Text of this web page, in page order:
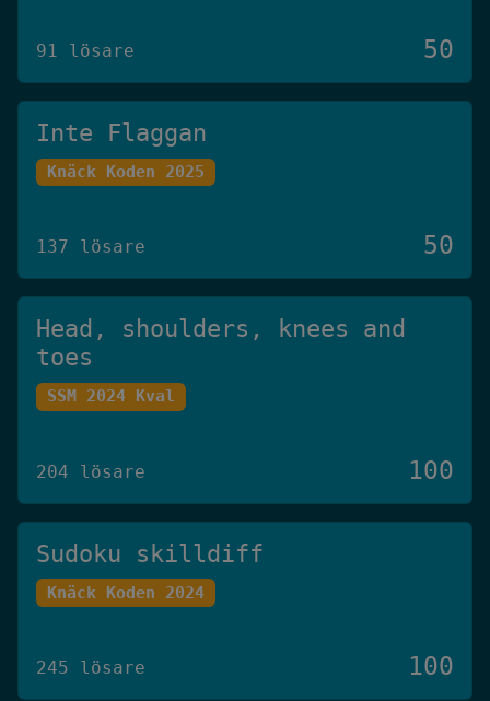
91 lösare 50
Inte Flaggan
Knäck Koden 2025
137 lösare 50
Head, shoulders, knees and
toes
SSM 2024 Kval
204 lösare 100
Sudoku skilldiff
Knäck Koden 2024
245 lösare 100